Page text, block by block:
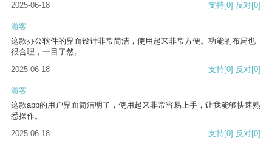
2025-06-18 支持[0] 反对[0]
游客
这款办公软件的界面设计非常简洁，使用起来非常方便。功能的布局也
很合理，一目了然。
2025-06-18
支持[0] 反对[0]
游客
这款app的用户界面简洁明了，使用起来非常容易上手，让我能够快速熟
悉操作。
2025-06-18
支持[0] 反对[0]